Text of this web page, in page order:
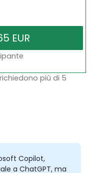
più di 5
Copilot,
a ChatGPT, ma